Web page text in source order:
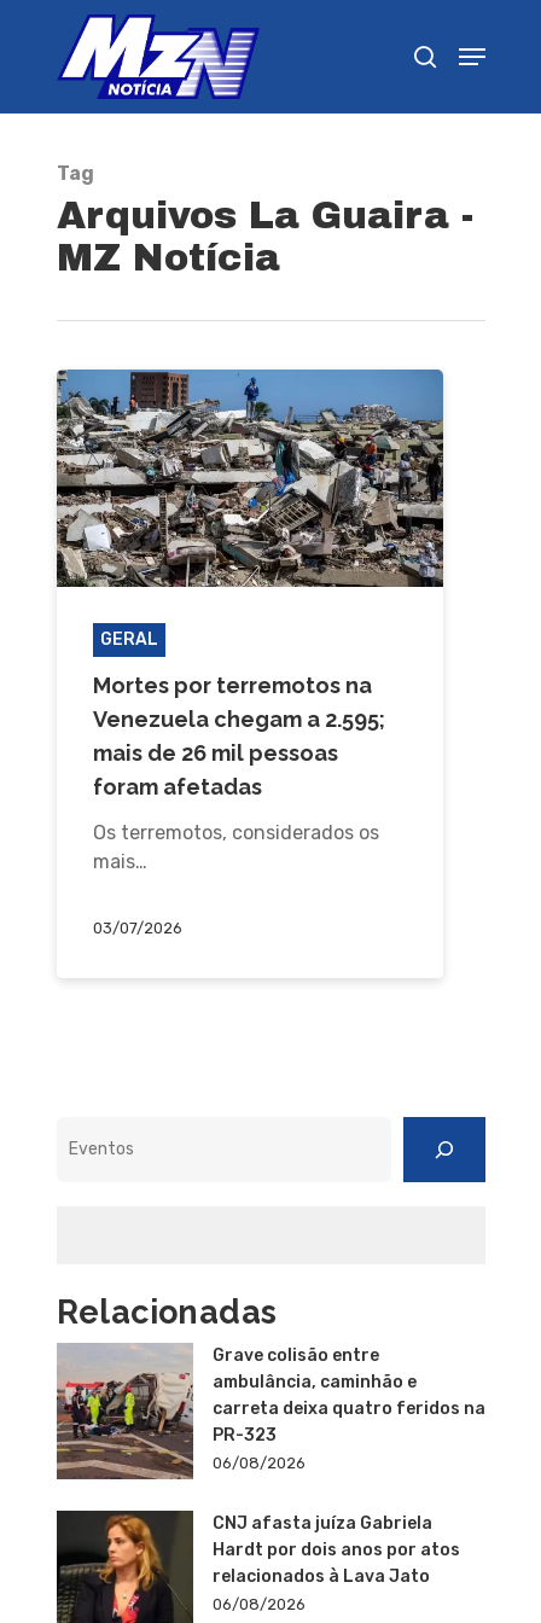
Tag
Arquivos La Guaira -
MZ Notícia
GERAL
Mortes por terremotos na
Venezuela chegam a 2.595;
mais de 26 mil pessoas
foram afetadas
Os terremotos, considerados os
mais…
03/07/2026
Relacionadas
Grave colisão entre
ambulância, caminhão e
carreta deixa quatro feridos na
PR-323
06/08/2026
CNJ afasta juíza Gabriela
Hardt por dois anos por atos
relacionados à Lava Jato
06/08/2026